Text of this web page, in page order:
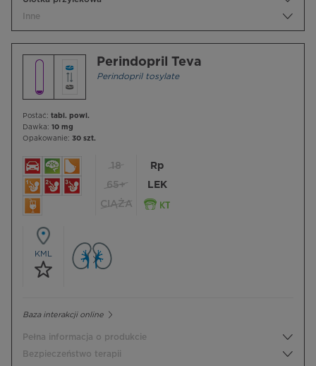
Inne
Perindopril Teva
Perindopril tosylate
Postać: tabl. powl.
Dawka: 10 mg
Opakowanie: 30 szt.
18
65+
CIĄŻA
Rp
LEK
KML
Baza interakcji online
Pełna informacja o produkcie
Bezpieczeństwo terapii